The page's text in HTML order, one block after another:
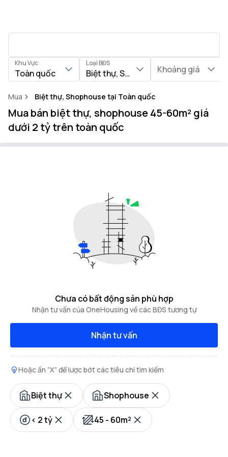
Khu Vực
Toàn quốc
Loại BĐS
Biệt thự, ShophouseKhoảng giá
Mua Biệt thự, Shophouse tại Toàn quốc
Mua bán biệt thự, shophouse 45-60m² giá
dưới 2 tỷ trên toàn quốc
Chưa có bất động sản phù hợp
Nhận tư vấn của OneHousing về các BĐS tương tự
Nhận tư vấn
Hoặc ấn “X” để lược bớt các tiêu chí tìm kiếm
Biệt thự Shophouse
< 2 tỷ 45 - 60m²